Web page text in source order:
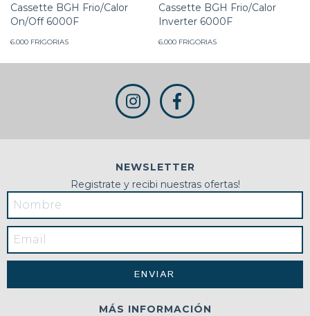
Cassette BGH Frio/Calor
On/Off 6000F
6.000 FRIGORIAS
Cassette BGH Frio/Calor
Inverter 6000F
6.000 FRIGORIAS
NEWSLETTER
Registrate y recibi nuestras ofertas!
MÁS INFORMACIÓN